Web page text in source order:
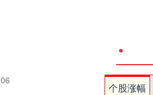
个股涨幅